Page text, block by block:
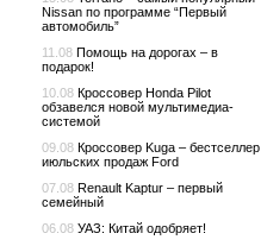
Nissan по программе “Первый
автомобиль”
11.08 Помощь на дорогах – в
подарок!
10.08 Кроссовер Honda Pilot
обзавелся новой мультимедиа-
системой
09.08 Кроссовер Kuga – бестселлер
июльских продаж Ford
07.08 Renault Kaptur – первый
семейный
06.08 УАЗ: Китай одобряет!